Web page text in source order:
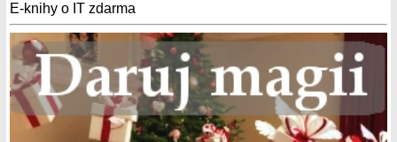
E-knihy o IT zdarma